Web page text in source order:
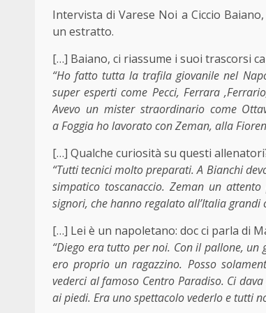
Intervista di Varese Noi a Ciccio
un estratto.
[…] Baiano, ci riassume i suoi trascorsi
“Ho fatto tutta la trafila giovanile nel
super esperti come Pecci, Ferrara
Avevo un mister straordinario come
a Foggia ho lavorato con Zeman, alla
[…] Qualche curiosità su questi
“Tutti tecnici molto preparati. A Bianchi
simpatico toscanaccio. Zeman un
signori, che hanno regalato all’Italia
[…] Lei è un napoletano: doc ci parla di
“Diego era tutto per noi. Con il pallone,
ero proprio un ragazzino. Posso
vederci al famoso Centro Paradiso. Ci
ai piedi. Era uno spettacolo vederlo e tutti